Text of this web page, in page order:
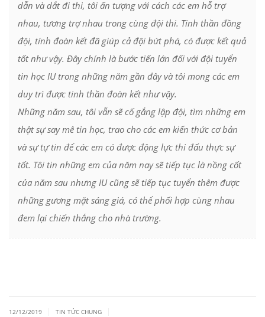
dẫn và dắt đi thi, tôi ấn tượng với cách các em hỗ trợ
nhau, tương trợ nhau trong cùng đội thi. Tinh thần đồng
đội, tính đoàn kết đã giúp cả đội bứt phá, có được kết quả
tốt như vậy. Đây chính là bước tiến lớn đối với đội tuyển
tin học IU trong những năm gần đây và tôi mong các em
duy trì được tinh thần đoàn kết như vậy.
Những năm sau, tôi vẫn sẽ cố gắng lập đội, tìm những em
thật sự say mê tin học, trao cho các em kiến thức cơ bản
và sự tự tin để các em có được động lực thi đấu thực sự
tốt. Tôi tin những em của năm nay sẽ tiếp tục là nồng cốt
của năm sau nhưng IU cũng sẽ tiếp tục tuyển thêm được
những gương mặt sáng giá, có thể phối hợp cùng nhau
đem lại chiến thắng cho nhà trường.
12/12/2019 TIN TỨC CHUNG